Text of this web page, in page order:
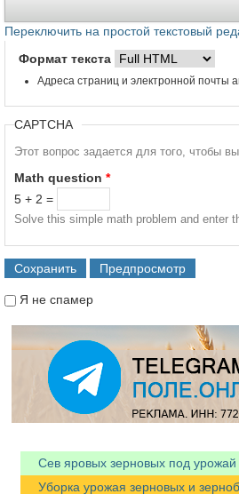
Переключить на простой текстовый
Формат текста
Адреса страниц и электронной почты
CAPTCHA
Этот вопрос задается для того, чтобы
Math question *
5 + 2 =
Solve this simple math problem and enter
Я не спамер
Сев яровых зерновых под урожай
Уборка урожая зерновых и